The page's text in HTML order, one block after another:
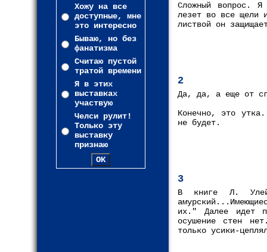
Хожу на все
доступные, мне
это интересно
Бываю, но без
фанатизма
Считаю пустой
тратой времени
Я в этих
выставках
участвую
Челси рулит!
Только эту
выставку
признаю
Сложный вопрос. Я
лезет во все щели
листвой он
2
Да, да, а еще от
Конечно, это
не будет.
3
В книге Л.
их." Далее идет
осушение стен
только усики-